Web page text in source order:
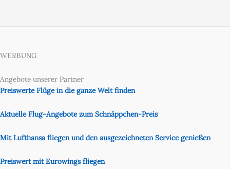
WERBUNG
Angebote unserer Partner
Preiswerte Flüge in die ganze Welt finden
Aktuelle Flug-Angebote zum Schnäppchen-Preis
Mit Lufthansa fliegen und den ausgezeichneten Service genießen
Preiswert mit Eurowings fliegen